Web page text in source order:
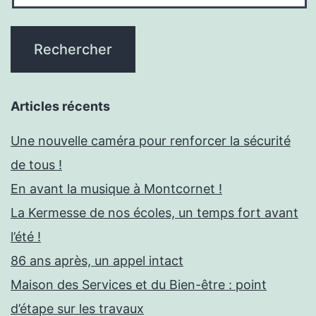
Articles récents
Une nouvelle caméra pour renforcer la sécurité
de tous !
En avant la musique à Montcornet !
La Kermesse de nos écoles, un temps fort avant
l’été !
86 ans après, un appel intact
Maison des Services et du Bien-être : point
d’étape sur les travaux